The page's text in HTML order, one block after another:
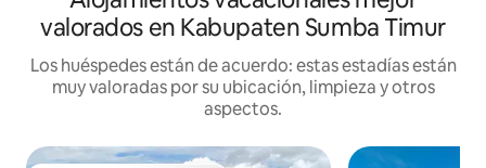
valorados en Kabupaten Sumba Timur
Los huéspedes están de acuerdo: estas estadías están
muy valoradas por su ubicación, limpieza y otros
aspectos.